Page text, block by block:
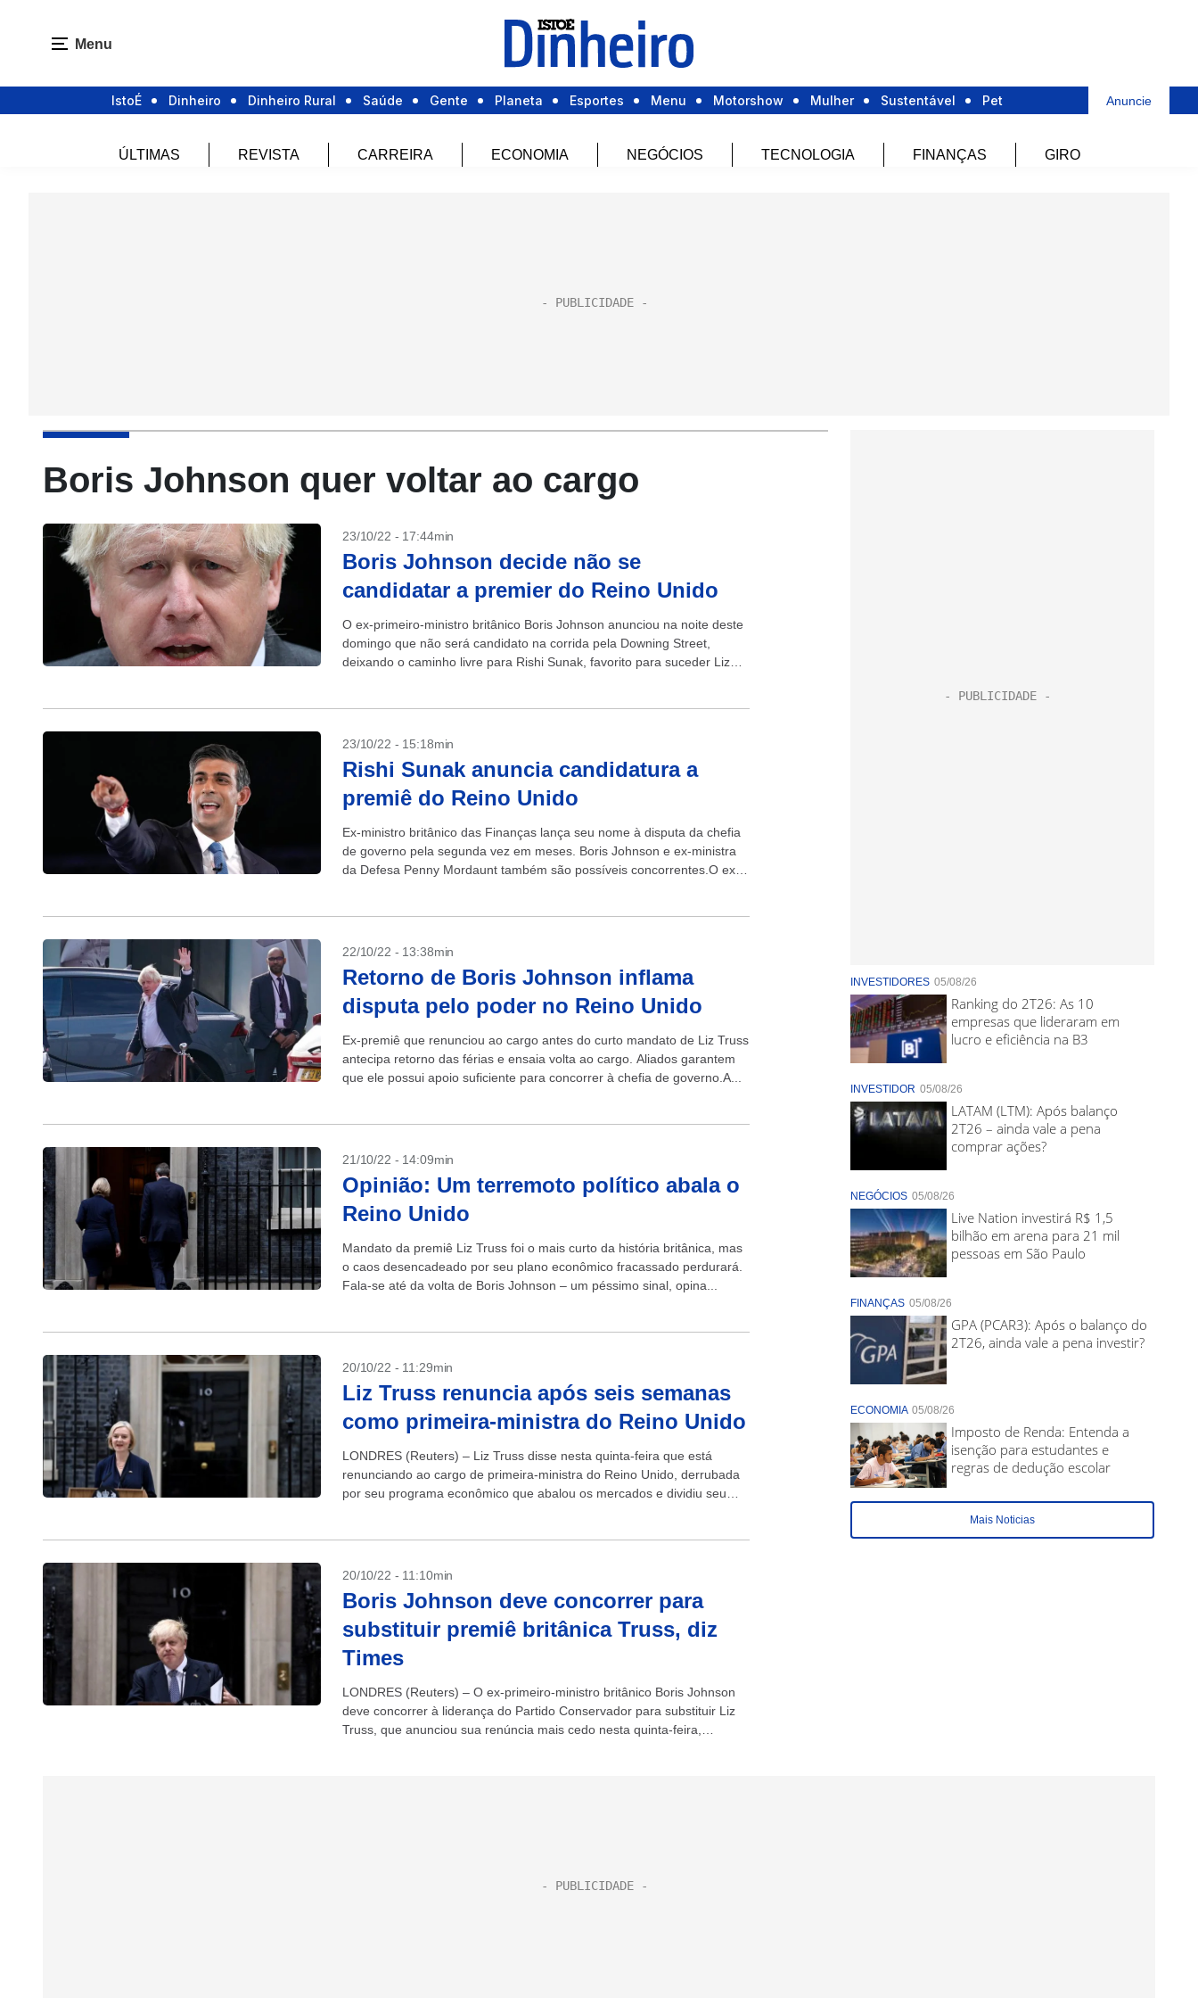
Menu
IstoÉ Dinheiro Dinheiro Rural Saúde Gente Planeta Esportes Menu Motorshow Mulher Sustentável Pet Anuncie
ÚLTIMAS REVISTA CARREIRA ECONOMIA NEGÓCIOS TECNOLOGIA FINANÇAS GIRO
Boris Johnson quer voltar ao cargo
23/10/22 - 17:44min
Boris Johnson decide não se
candidatar a premier do Reino Unido
O ex-primeiro-ministro britânico Boris Johnson anunciou na noite deste
domingo que não será candidato na corrida pela Downing Street,
deixando o caminho livre para Rishi Sunak, favorito para suceder Liz
23/10/22 - 15:18min
Rishi Sunak anuncia candidatura a
premiê do Reino Unido
Ex-ministro britânico das Finanças lança seu nome à disputa da chefia
de governo pela segunda vez em meses. Boris Johnson e ex-ministra
da Defesa Penny Mordaunt também são possíveis concorrentes.O ex-
22/10/22 - 13:38min
Retorno de Boris Johnson inflama
disputa pelo poder no Reino Unido
Ex-premiê que renunciou ao cargo antes do curto mandato de Liz Truss
antecipa retorno das férias e ensaia volta ao cargo. Aliados garantem
que ele possui apoio suficiente para concorrer à chefia de governo.A...
21/10/22 - 14:09min
Opinião: Um terremoto político abala o
Reino Unido
Mandato da premiê Liz Truss foi o mais curto da história britânica, mas
o caos desencadeado por seu plano econômico fracassado perdurará.
Fala-se até da volta de Boris Johnson – um péssimo sinal, opina...
20/10/22 - 11:29min
Liz Truss renuncia após seis semanas
como primeira-ministra do Reino Unido
LONDRES (Reuters) – Liz Truss disse nesta quinta-feira que está
renunciando ao cargo de primeira-ministra do Reino Unido, derrubada
por seu programa econômico que abalou os mercados e dividiu seu
20/10/22 - 11:10min
Boris Johnson deve concorrer para
substituir premiê britânica Truss, diz
Times
LONDRES (Reuters) – O ex-primeiro-ministro britânico Boris Johnson
deve concorrer à liderança do Partido Conservador para substituir Liz
Truss, que anunciou sua renúncia mais cedo nesta quinta-feira,
INVESTIDORES 05/08/26
Ranking do 2T26: As 10
empresas que lideraram em
lucro e eficiência na B3
INVESTIDOR 05/08/26
LATAM (LTM): Após balanço
2T26 – ainda vale a pena
comprar ações?
NEGÓCIOS 05/08/26
Live Nation investirá R$ 1,5
bilhão em arena para 21 mil
pessoas em São Paulo
FINANÇAS 05/08/26
GPA (PCAR3): Após o balanço do
2T26, ainda vale a pena investir?
ECONOMIA 05/08/26
Imposto de Renda: Entenda a
isenção para estudantes e
regras de dedução escolar
Mais Noticias